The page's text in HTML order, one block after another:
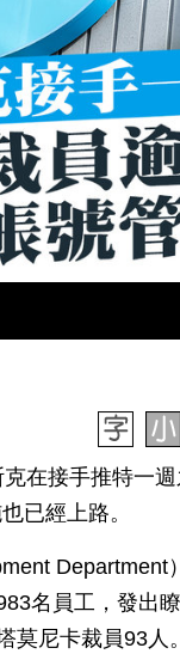
在接手推特一
已經上路。
Department
名員工，發出
尼卡裁員93人。